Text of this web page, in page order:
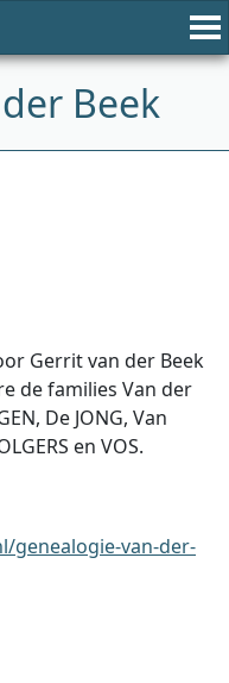
Beek
Gerrit van der Beek
de families Van der
De JONG, Van
en VOS.
genealogie-van-der-